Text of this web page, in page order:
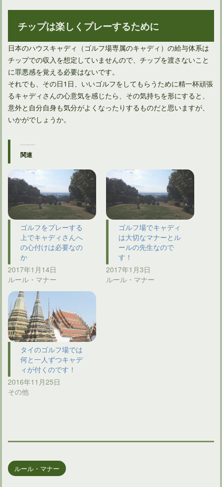
チップは楽しくプレーするために
日本のハウスキャディ（ゴルフ場専属のキャディ）の給与体系は
チップでの収入を想定していませんので、チップを渡さないこと
に罪悪感を覚える必要はないです。
それでも、その日1日、いいゴルフをしてもらうために精一杯頑張
るキャディさんの心意気を感じたら、その気持ちを形にすると、
意外と自分自身も気分がよくなったりするものだと思いますが、
いかがでしょうか。
関連
ゴルフをプレーする
上でキャディさんへ
の心付けは必要なの
か
2017年1月14日
ルール・マナー
ゴルフ場でキャディ
は大切なマナーとル
ールの先生なので
す！
2017年1月3日
ルール・マナー
タイのゴルフ場では
何と一人ずつキャデ
ィが付くのです！
2016年11月25日
その他
ルール・マナー